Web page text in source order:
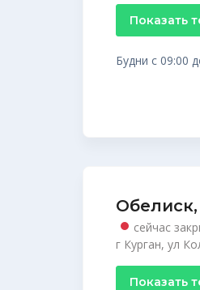
Показать
Будни с 09:00
сейчас
г Курган, ул
Показать